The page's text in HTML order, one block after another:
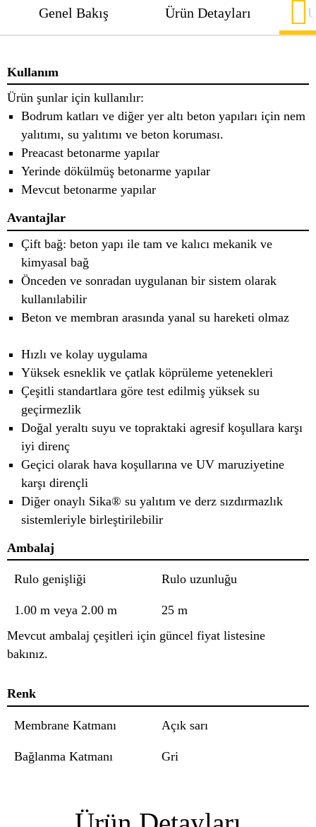
Genel Bakış Ürün Detayları
Kullanım
Ürün şunlar için kullanılır:
Bodrum katları ve diğer yer altı beton yapıları için nem
yalıtımı, su yalıtımı ve beton koruması.
Preacast betonarme yapılar
Yerinde dökülmüş betonarme yapılar
Mevcut betonarme yapılar
Avantajlar
Çift bağ: beton yapı ile tam ve kalıcı mekanik ve
kimyasal bağ
Önceden ve sonradan uygulanan bir sistem olarak
kullanılabilir
Beton ve membran arasında yanal su hareketi olmaz
Hızlı ve kolay uygulama
Yüksek esneklik ve çatlak köprüleme yetenekleri
Çeşitli standartlara göre test edilmiş yüksek su
geçirmezlik
Doğal yeraltı suyu ve topraktaki agresif koşullara karşı
iyi direnç
Geçici olarak hava koşullarına ve UV maruziyetine
karşı dirençli
Diğer onaylı Sika® su yalıtım ve derz sızdırmazlık
sistemleriyle birleştirilebilir
Ambalaj
Rulo genişliği Rulo uzunluğu
1.00 m veya 2.00 m
25 m
Mevcut ambalaj çeşitleri için güncel fiyat listesine
bakınız.
Renk
Membrane Katmanı Açık sarı
Bağlanma Katmanı Gri